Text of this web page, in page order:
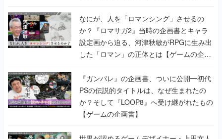
書】
なにが、人を「ロマンシング」させるの
か？『ロマサガ2』当時の企画書とキャラ
設定画から迫る、河津秋敏がRPGに生み出
した「ロマン」の正体とは【ゲームの企画
書】
『ガンパレ』の企画書、ついに公開━初代
PSの伝説的タイトルは、なぜ生まれたの
か？そして『LOOP8』へ受け継がれたもの
【ゲームの企画書】